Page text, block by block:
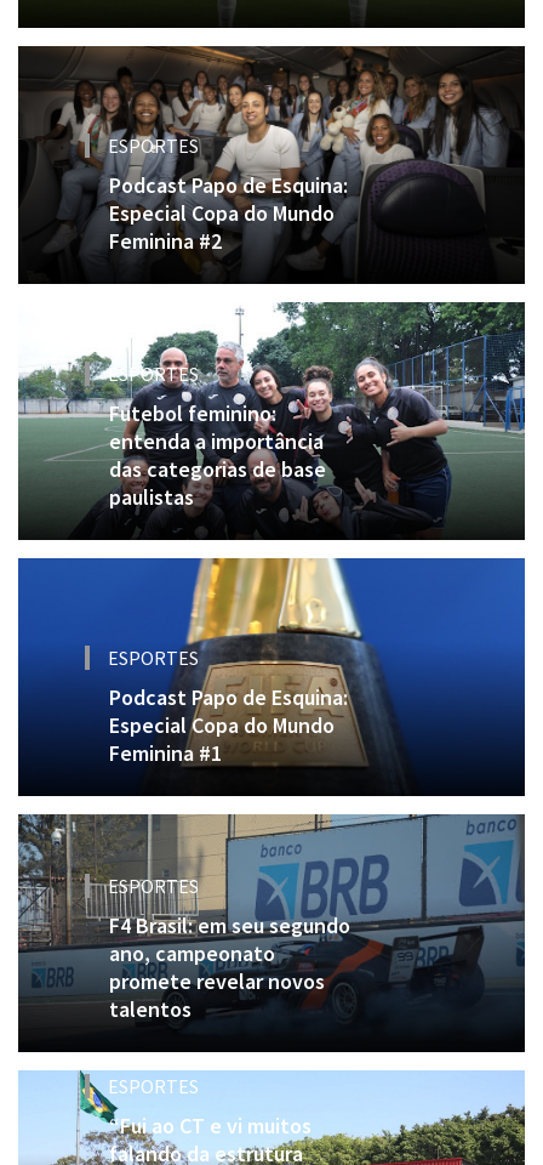
ESPORTES
Podcast Papo de Esquina:
Especial Copa do Mundo
Feminina #2
ESPORTES
Futebol feminino:
entenda a importância
das categorias de base
paulistas
ESPORTES
Podcast Papo de Esquina:
Especial Copa do Mundo
Feminina #1
ESPORTES
F4 Brasil: em seu segundo
ano, campeonato
promete revelar novos
talentos
ESPORTES
“Fui ao CT e vi muitos
falando da estrutura